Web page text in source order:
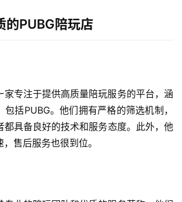
的PUBG陪玩店
家专注于提供高质量陪玩服务的平台，涵
括PUBG。他们拥有严格的筛选机制，
都具备良好的技术和服务态度。此外，他
售后服务也很到位。